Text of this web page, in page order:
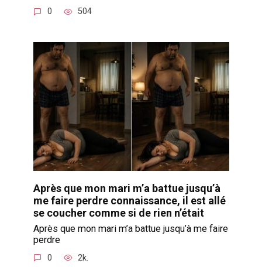
0 504
Après que mon mari m’a battue jusqu’à
me faire perdre connaissance, il est allé
se coucher comme si de rien n’était
Après que mon mari m’a battue jusqu’à me faire
perdre
0 2k.